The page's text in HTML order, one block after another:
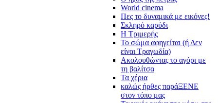
World cinema
Πες το δυναμικά με εικόνες!
Σκληρό καρύδι
Η Τριμερής
Το σώμα αφηγείται (ή Δεν
είναι Τραγωδία)
Ακολουθώντας το αγόρι με
τη βαλίτσα
Τα χέρια
καλώς ήρθες παράΞΕΝΕ
στον τόπο μας